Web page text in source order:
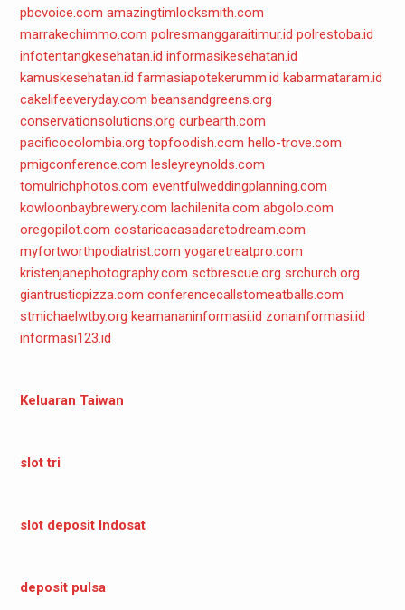
pbcvoice.com amazingtimlocksmith.com
marrakechimmo.com polresmanggaraitimur.id polrestoba.id
infotentangkesehatan.id informasikesehatan.id
kamuskesehatan.id farmasiapotekerumm.id kabarmataram.id
cakelifeeveryday.com beansandgreens.org
conservationsolutions.org curbearth.com
pacificocolombia.org topfoodish.com hello-trove.com
pmigconference.com lesleyreynolds.com
tomulrichphotos.com eventfulweddingplanning.com
kowloonbaybrewery.com lachilenita.com abgolo.com
oregopilot.com costaricacasadaretodream.com
myfortworthpodiatrist.com yogaretreatpro.com
kristenjanephotography.com sctbrescue.org srchurch.org
giantrusticpizza.com conferencecallstomeatballs.com
stmichaelwtby.org keamananinformasi.id zonainformasi.id
informasi123.id
Keluaran Taiwan
slot tri
slot deposit Indosat
deposit pulsa